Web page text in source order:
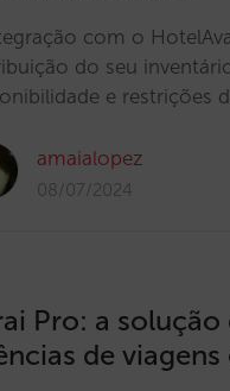
com o
do seu
e restrições
amaialopez
08/07/2024
Pro: a solução
de viagens